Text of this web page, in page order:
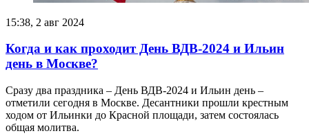
15:38, 2 авг 2024
Когда и как проходит День ВДВ-2024 и Ильин
день в Москве?
Сразу два праздника – День ВДВ-2024 и Ильин день –
отметили сегодня в Москве. Десантники прошли крестным
ходом от Ильинки до Красной площади, затем состоялась
общая молитва.